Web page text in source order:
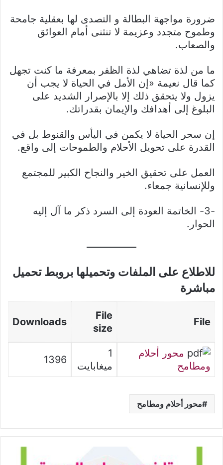
ضرورة مواجهة البطالة و التصدى لها بعقلية جامحة
وطموح متجدد وعزيمة لا تنثنى أمام العوائق
والصعاب.
ما من لذة تضاهي لذة الظفر بمعرفة ما كنت تجهل
كما قال نعيمة «إن الأمل في الحياة لا يجب أن
يزول ولا يتحقق ذلك إلا بالإصرار الشديد على
البلوغ إلى أهدافك والإيمان بقدراتك.
إن سحر الحياة لا يكمن في اليأس والقنوط بل في
القدرة على تحويل الأحلام والطموحات إلى واقع.
العمل على تحقيق الخير والنجاح الكبير للمجتمع
وللإنسانية جمعاء.
-3- الخاتمة العودة إلى السرد ذكر ما آل إليه
الحوار.
للاطلاع على الملفات وتحميلها بروبط تحميل
مباشرة
File
File
size
Downloads
محور أحلام
ومطامح
1
ميغابايت
1396
محور أحلام ومطامح